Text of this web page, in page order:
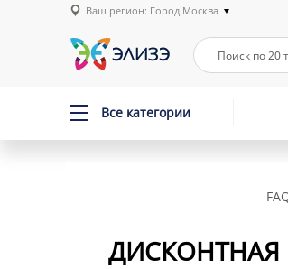
Ваш регион: Город Москва
Все категории